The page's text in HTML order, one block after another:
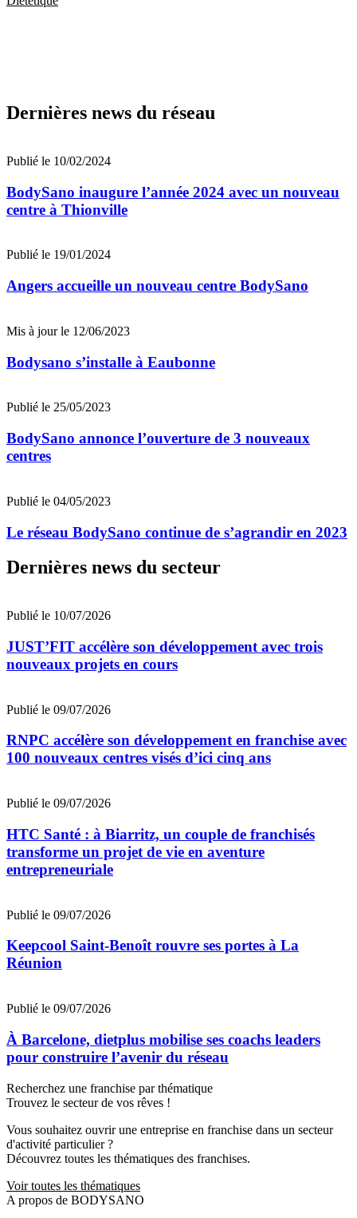
Dernières news du réseau
Publié le 10/02/2024
BodySano inaugure l’année 2024 avec un nouveau
centre à Thionville
Publié le 19/01/2024
Angers accueille un nouveau centre BodySano
Mis à jour le 12/06/2023
Bodysano s’installe à Eaubonne
Publié le 25/05/2023
BodySano annonce l’ouverture de 3 nouveaux
centres
Publié le 04/05/2023
Le réseau BodySano continue de s’agrandir en 2023
Dernières news du secteur
Publié le 10/07/2026
JUST’FIT accélère son développement avec trois
nouveaux projets en cours
Publié le 09/07/2026
RNPC accélère son développement en franchise avec
100 nouveaux centres visés d’ici cinq ans
Publié le 09/07/2026
HTC Santé : à Biarritz, un couple de franchisés
transforme un projet de vie en aventure
entrepreneuriale
Publié le 09/07/2026
Keepcool Saint-Benoît rouvre ses portes à La
Réunion
Publié le 09/07/2026
À Barcelone, dietplus mobilise ses coachs leaders
pour construire l’avenir du réseau
Recherchez une franchise par thématique
Trouvez le secteur de vos rêves !
Vous souhaitez ouvrir une entreprise en franchise dans un secteur
d'activité particulier ?
Découvrez toutes les thématiques des franchises.
Voir toutes les thématiques
A propos de BODYSANO